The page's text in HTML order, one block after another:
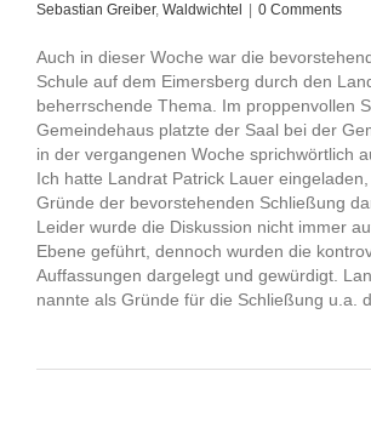
Sebastian Greiber, Waldwichtel 0 Comments
Auch in dieser Woche war die
Schule auf dem Eimersberg durch den
beherrschende Thema. Im proppenvollen
Gemeindehaus platzte der Saal bei der
in der vergangenen Woche sprichwörtlich
Ich hatte Landrat Patrick Lauer
Gründe der bevorstehenden Schließung
Leider wurde die Diskussion nicht immer
Ebene geführt, dennoch wurden die
Auffassungen dargelegt und gewürdigt.
nannte als Gründe für die Schließung u.a.